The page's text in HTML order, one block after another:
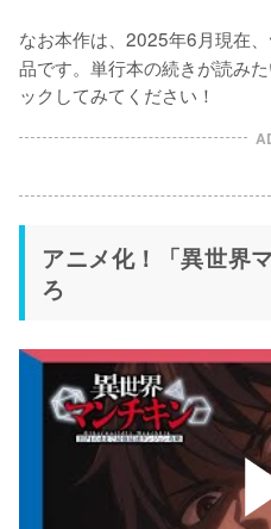
なお本作は、2025年6月現在、
品です。単行本の続きが読み
ックしてみてください！
アニメ化！「異世界
ろ